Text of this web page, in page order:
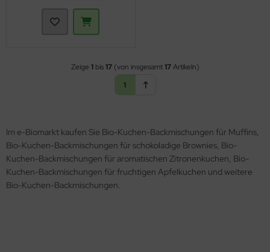
Zeige 1bis17(von insgesamt17Artikeln)
1
Im e-Biomarkt kaufen Sie Bio-Kuchen-Backmischungen für Muffins,
Bio-Kuchen-Backmischungen für schokoladige Brownies, Bio-
Kuchen-Backmischungen für aromatischen Zitronenkuchen, Bio-
Kuchen-Backmischungen für fruchtigen Apfelkuchen und weitere
Bio-Kuchen-Backmischungen.